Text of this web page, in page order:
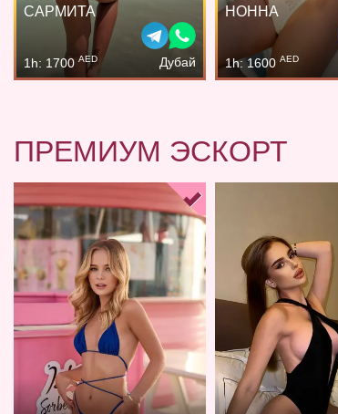
САРМИТА
1h: 1700 AED Дубай
НОННА
1h: 1600 AED
ПРЕМИУМ ЭСКОРТ